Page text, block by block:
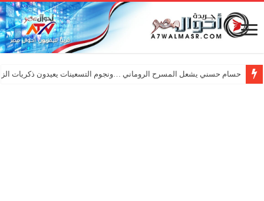
حسام حسني يشعل المسرح الروماني …ونجوم التسعينات يعيدون ذكريات